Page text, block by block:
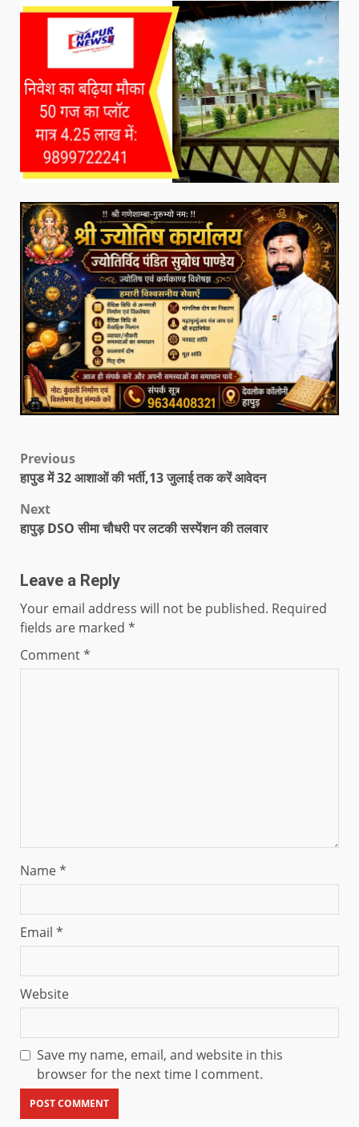
Previous
हापुड में 32 आशाओं की भर्ती,13 जुलाई तक करें आवेदन
Next
हापुड़ DSO सीमा चौधरी पर लटकी सस्पेंशन की तलवार
Leave a Reply
Your email address will not be published. Required
fields are marked *
Comment*
Name*
Email *
Website
Save my name, email, and website in this
browser for the next time I comment.